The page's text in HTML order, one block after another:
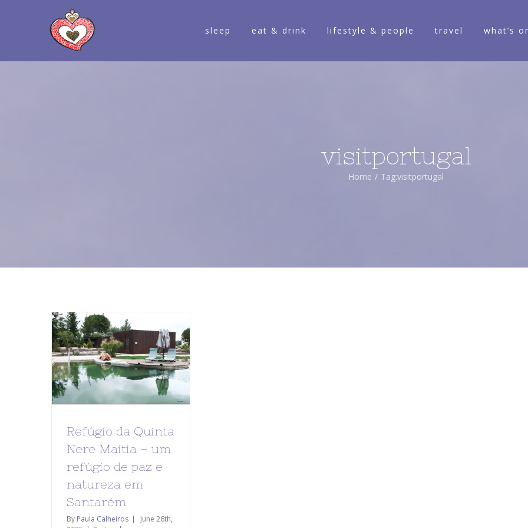
sleep eat & drink lifestyle & people travel what’s
visitportugal
Home / Tag:visitportugal
Refúgio da Quinta
Nere Maitia – um
refúgio de paz e
natureza em
Santarém
By Paula Calheiros |
June 26th,